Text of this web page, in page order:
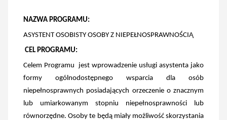
NAZWA PROGRAMU:
ASYSTENT OSOBISTY OSOBY Z NIEPEŁNOSPRAWNOŚCIĄ
CEL PROGRAMU:
Celem Programu jest wprowadzenie usługi asystenta jako
formy ogólnodostępnego wsparcia dla osób
niepełnosprawnych posiadających orzeczenie o znacznym
lub umiarkowanym stopniu niepełnosprawności lub
równorzędne. Osoby te będą miały możliwość skorzystania